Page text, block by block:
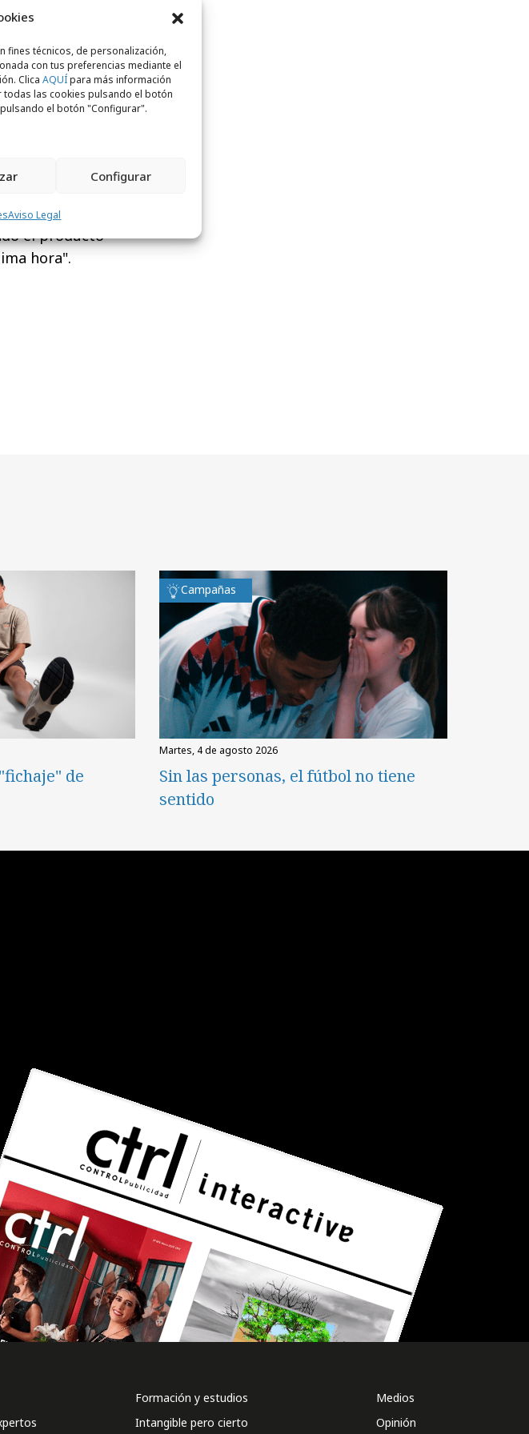
fines técnicos, de personalización,
con tus preferencias mediante el
Clica AQUÍpara más información
todas las cookies pulsando el botón
el botón "Configurar".
Configurar
Aviso Legal
sábado día
. Para ello ha
nacional,
con el
el producto
hora".
de
Campañas
martes, 4 de agosto 2026
Sin las personas, el fútbol no tiene
sentido
Formación y estudios
Intangible pero cierto
Medios
Opinión